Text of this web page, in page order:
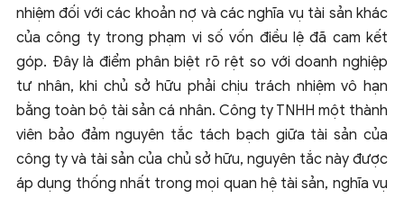
nhiệm đối với các khoản nợ và các nghĩa vụ tài sản khác
của công ty trong phạm vi số vốn điều lệ đã cam kết
góp. Đây là điểm phân biệt rõ rệt so với doanh nghiệp
tư nhân, khi chủ sở hữu phải chịu trách nhiệm vô hạn
bằng toàn bộ tài sản cá nhân. Công ty TNHH một thành
viên bảo đảm nguyên tắc tách bạch giữa tài sản của
công ty và tài sản của chủ sở hữu, nguyên tắc này được
áp dụng thống nhất trong mọi quan hệ tài sản, nghĩa vụ